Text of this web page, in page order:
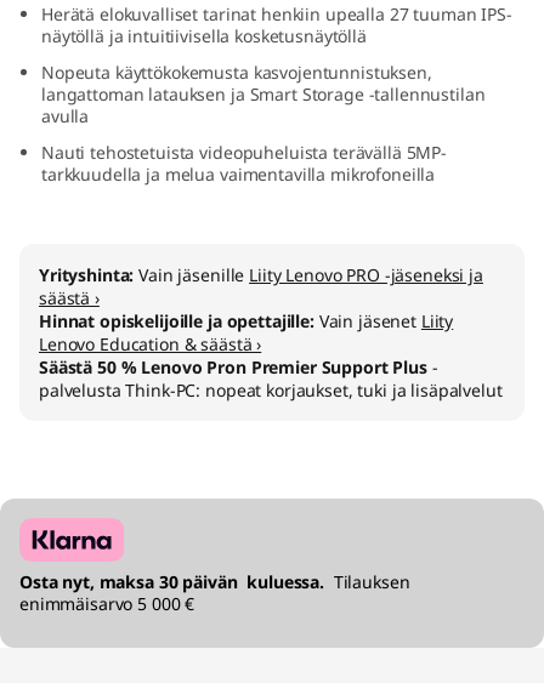
D
Herätä elokuvalliset tarinat henkiin upealla 27 tuuman IPS-
näytöllä ja intuitiivisella kosketusnäytöllä
Nopeuta käyttökokemusta kasvojentunnistuksen,
langattoman latauksen ja Smart Storage -tallennustilan
avulla
Nauti tehostetuista videopuheluista terävällä 5MP-
tarkkuudella ja melua vaimentavilla mikrofoneilla
Yrityshinta:Vain jäsenille Liity Lenovo PRO -jäseneksi ja
säästä ›
Hinnat opiskelijoille ja opettajille: Vain jäsenet Liity
Lenovo Education & säästä ›
Säästä 50 % Lenovo Pron Premier Support Plus-
palvelusta Think-PC: nopeat korjaukset, tuki ja lisäpalvelut
Osta nyt, maksa 30 päivän kuluessa. Tilauksen
enimmäisarvo 5 000 €